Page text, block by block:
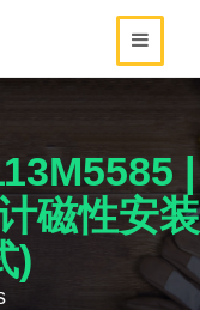
|
磁性安装
)